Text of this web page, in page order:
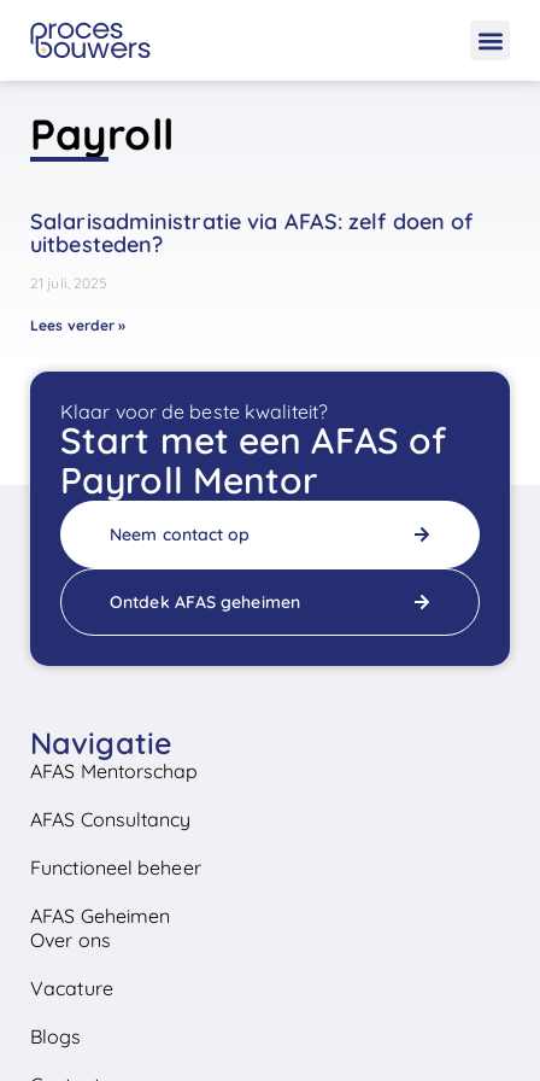
Payroll
Salarisadministratie via AFAS: zelf doen of
uitbesteden?
21 juli, 2025
Lees verder »
Klaar voor de beste kwaliteit?
Start met een AFAS of
Payroll Mentor
Neem contact op
Ontdek AFAS geheimen
Navigatie
AFAS Mentorschap
AFAS Consultancy
Functioneel beheer
AFAS Geheimen
Over ons
Vacature
Blogs